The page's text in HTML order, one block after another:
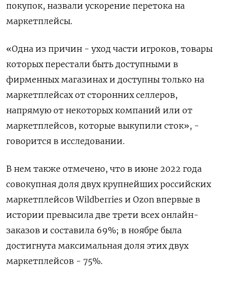
покупок, назвали ускорение перетока на
маркетплейсы.
«Одна из причин - уход части игроков, товары
которых перестали быть доступными в
фирменных магазинах и доступны только на
маркетплейсах от сторонних селлеров,
напрямую от некоторых компаний или от
маркетплейсов, которые выкупили сток», -
говорится в исследовании.
В нем также отмечено, что в июне 2022 года
совокупная доля двух крупнейших российских
маркетплейсов Wildberries и Ozon впервые в
истории превысила две трети всех онлайн-
заказов и составила 69%; в ноябре была
достигнута максимальная доля этих двух
маркетплейсов - 75%.